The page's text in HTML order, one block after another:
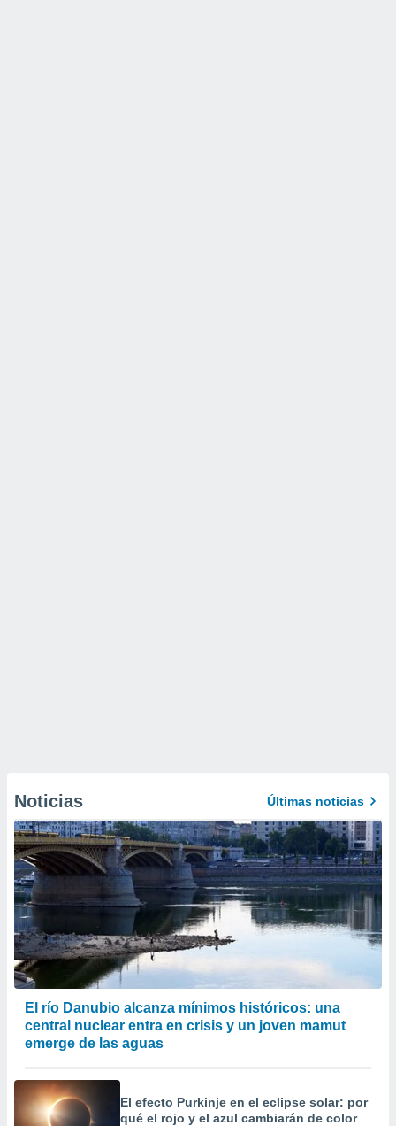
Noticias Últimas noticias
El río Danubio alcanza mínimos históricos: una
central nuclear entra en crisis y un joven mamut
emerge de las aguas
El efecto Purkinje en el eclipse solar: por
qué el rojo y el azul cambiarán de color